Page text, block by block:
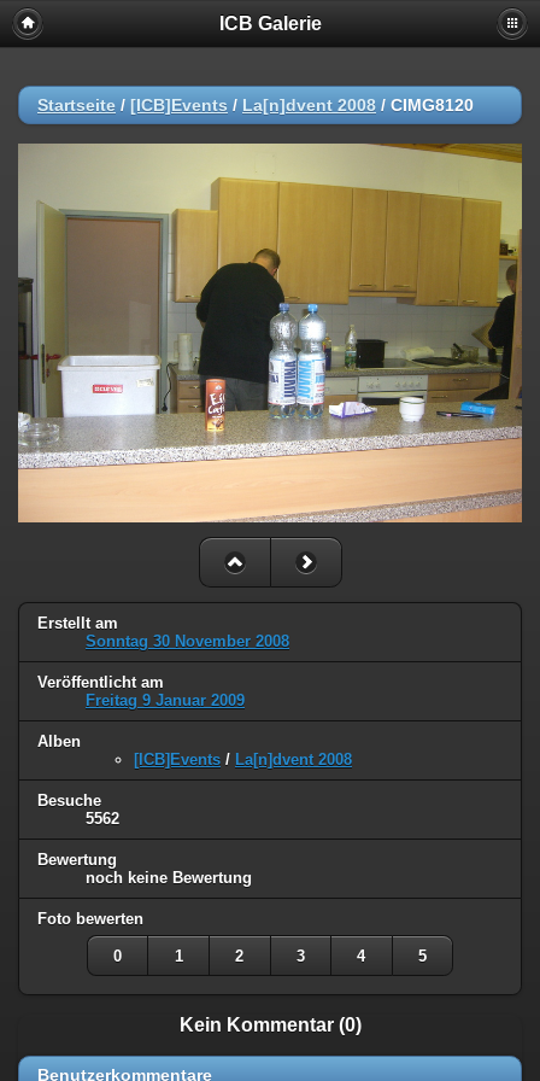
ICB Galerie
Startseite / [ICB]Events / La[n]dvent 2008 / CIMG8120
Erstellt am
Sonntag 30 November 2008
Veröffentlicht am
Freitag 9 Januar 2009
Alben
[ICB]Events / La[n]dvent 2008
Besuche
5562
Bewertung
noch keine Bewertung
Foto bewerten
0 1 2 3 4 5
Kein Kommentar (0)
Benutzerkommentare